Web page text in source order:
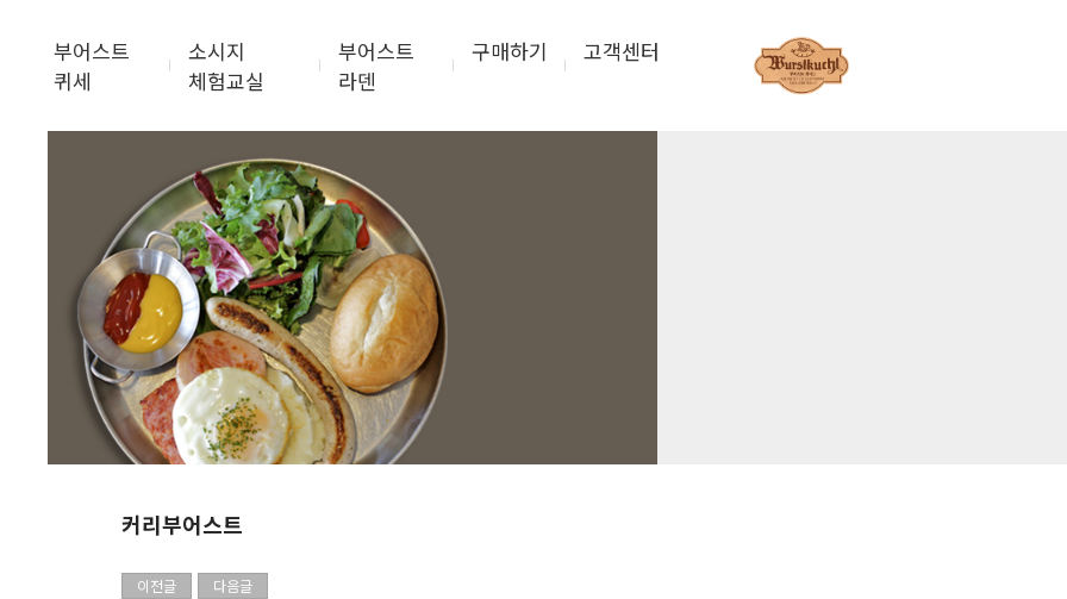
부어스트
퀴세
소시지
체험교실
부어스트
라덴
구매하기 고객센터
커리부어스트
이전글 다음글